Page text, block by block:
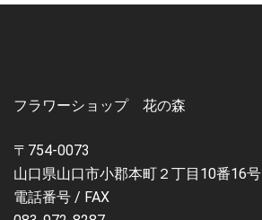
フラワーショップ 花の森
〒754-0073
山口県山口市小郡本町２丁目10番16号
電話番号 / FAX